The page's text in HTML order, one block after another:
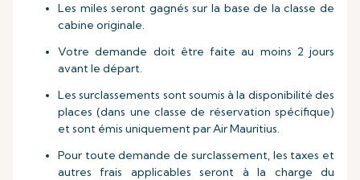
Les miles seront gagnés sur la base de la classe de
cabine originale.
Votre demande doit être faite au moins 2 jours
avant le départ.
Les surclassements sont soumis à la disponibilité des
places (dans une classe de réservation spécifique)
et sont émis uniquement par Air Mauritius.
Pour toute demande de surclassement, les taxes et
autres frais applicables seront à la charge du